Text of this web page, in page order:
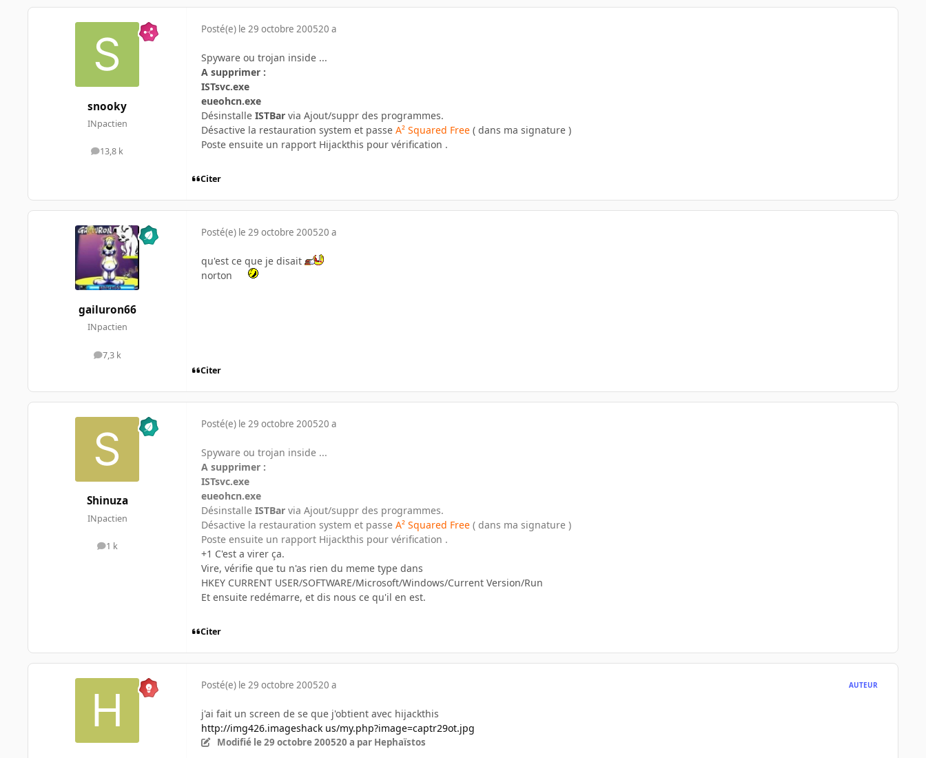
snooky
INpactien
13,8 k
messages
Posté(e) le 29 octobre 200520 a
Spyware ou trojan inside ...
A supprimer :
ISTsvc.exe
eueohcn.exe
Désinstalle ISTBar via Ajout/suppr des programmes.
Désactive la restauration system et passe A² Squared Free ( dans ma signature )
Poste ensuite un rapport Hijackthis pour vérification .
Citer
gailuron66
INpactien
7,3 k
messages
Posté(e) le 29 octobre 200520 a
qu'est ce que je disait
norton
Citer
Shinuza
INpactien
1 k
messages
Posté(e) le 29 octobre 200520 a
Spyware ou trojan inside ...
A supprimer :
ISTsvc.exe
eueohcn.exe
Désinstalle ISTBar via Ajout/suppr des programmes.
Désactive la restauration system et passe A² Squared Free ( dans ma signature )
Poste ensuite un rapport Hijackthis pour vérification .
+1 C'est a virer ça.
Vire, vérifie que tu n'as rien du meme type dans
HKEY CURRENT USER/SOFTWARE/Microsoft/Windows/Current Version/Run
Et ensuite redémarre, et dis nous ce qu'il en est.
Citer
Posté(e) le 29 octobre 200520 a AUTEUR
j'ai fait un screen de se que j'obtient avec hijackthis
http://img426.imageshack us/my.php?image=captr29ot.jpg
Modifié le 29 octobre 200520 a par Hephaïstos